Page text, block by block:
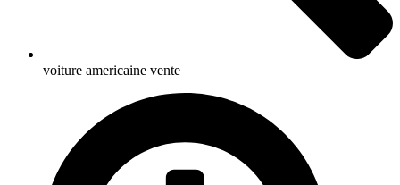
voiture americaine vente